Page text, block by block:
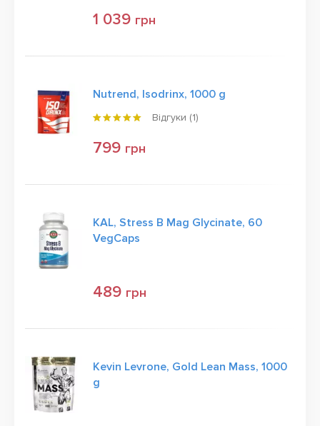
1 039 грн
Nutrend, Isodrinx, 1000 g
Відгуки (1)
799 грн
KAL, Stress B Mag Glycinate, 60
VegCaps
489 грн
Kevin Levrone, Gold Lean Mass, 1000
g